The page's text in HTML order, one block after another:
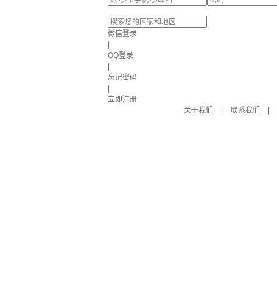
微信登录
QQ登录
忘记密码
立即注册
关于我们
联系我们